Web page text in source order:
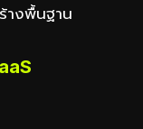
างพื้นฐาน